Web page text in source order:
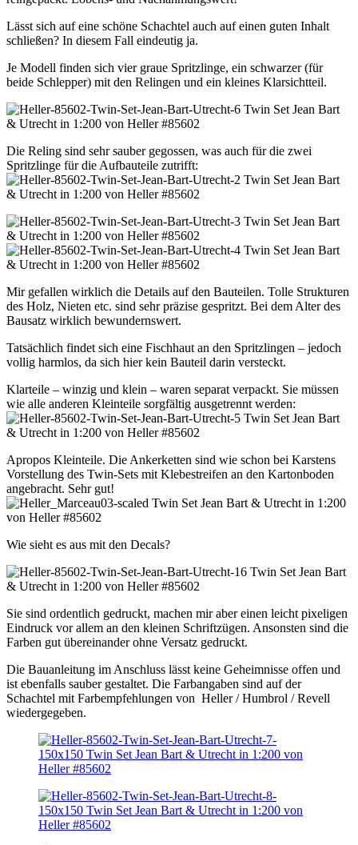
Lässt sich auf eine schöne Schachtel auch auf einen guten Inhalt
schließen? In diesem Fall eindeutig ja.
Je Modell finden sich vier graue Spritzlinge, ein schwarzer (für
beide Schlepper) mit den Relingen und ein kleines Klarsichtteil.
Die Reling sind sehr sauber gegossen, was auch für die zwei
Spritzlinge für die Aufbauteile zutrifft:
Mir gefallen wirklich die Details auf den Bauteilen. Tolle Strukturen
des Holz, Nieten etc. sind sehr präzise gespritzt. Bei dem Alter des
Bausatz wirklich bewundernswert.
Tatsächlich findet sich eine Fischhaut an den Spritzlingen – jedoch
vollig harmlos, da sich hier kein Bauteil darin versteckt.
Klarteile – winzig und klein – waren separat verpackt. Sie müssen
wie alle anderen Kleinteile sorgfältig ausgetrennt werden:
Apropos Kleinteile. Die Ankerketten sind wie schon bei Karstens
Vorstellung des Twin-Sets mit Klebestreifen an den Kartonboden
angebracht. Sehr gut!
Wie sieht es aus mit den Decals?
Sie sind ordentlich gedruckt, machen mir aber einen leicht pixeligen
Eindruck vor allem an den kleinen Schriftzügen. Ansonsten sind die
Farben gut übereinander ohne Versatz gedruckt.
Die Bauanleitung im Anschluss lässt keine Geheimnisse offen und
ist ebenfalls sauber gestaltet. Die Farbangaben sind auf der
Schachtel mit Farbempfehlungen von Heller / Humbrol / Revell
wiedergegeben.